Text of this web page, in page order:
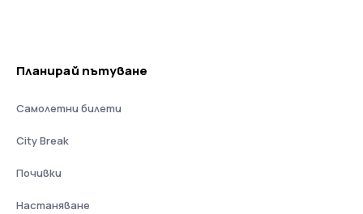
Планирай пътуване
Самолетни билети
City Break
Почивки
Настаняване